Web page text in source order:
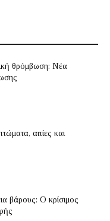
θρόμβωση: Νέα
αιτίες και
βάρους: Ο κρίσιμος